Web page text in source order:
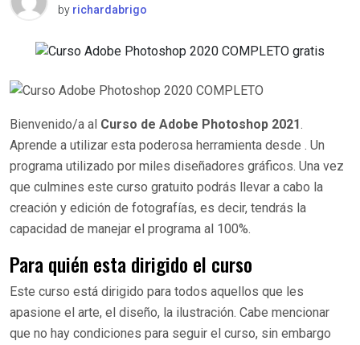
by richardabrigo
Bienvenido/a al Curso de Adobe Photoshop 2021.
Aprende a utilizar esta poderosa herramienta desde . Un
programa utilizado por miles diseñadores gráficos. Una vez
que culmines este curso gratuito podrás llevar a cabo la
creación y edición de fotografías, es decir, tendrás la
capacidad de manejar el programa al 100%.
Para quién esta dirigido el curso
Este curso está dirigido para todos aquellos que les
apasione el arte, el diseño, la ilustración. Cabe mencionar
que no hay condiciones para seguir el curso, sin embargo